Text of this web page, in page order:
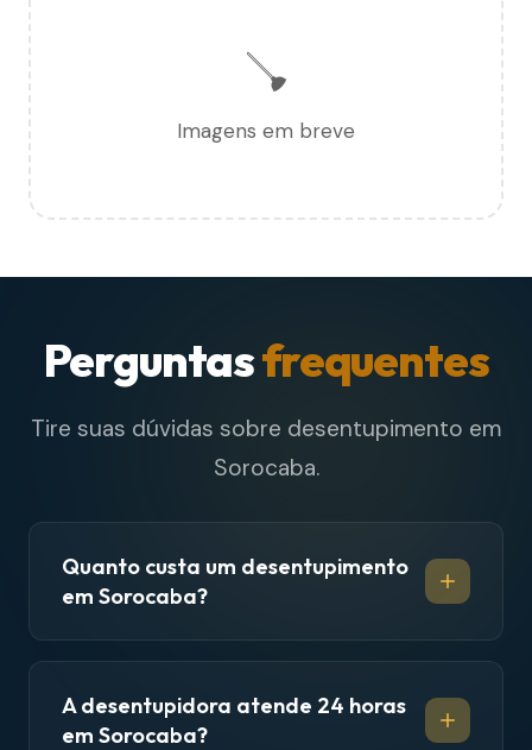
🪠
Imagens em breve
Perguntasfrequentes
Tire suas dúvidas sobre desentupimento em
Sorocaba.
Quanto custa um desentupimento
em Sorocaba?
A desentupidora atende 24 horas
em Sorocaba?